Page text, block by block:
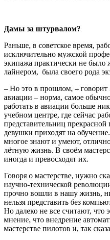
Дамы за штурвалом?
Раньше, в советское время,
исключительно мужской
экипажа практически не
лайнером, была своего рода
– Но это в прошлом, –
авиации – норма, самое
работать в авиации больше
учебном центре, где сейчас
представительниц
девушки приходят на
многое знают и умеют,
лётную жизнь. В своём
иногда и превосходят их.
Говоря о мастерстве, нужно
научно-технической
прочно вошли в нашу жизнь,
нельзя представить без
Но далеко не все считают, что
мнение, что внедрение
мастерстве пилотов и, так